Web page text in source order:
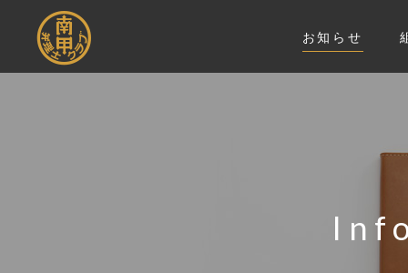
お知らせ